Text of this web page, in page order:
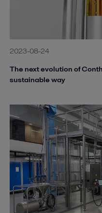
2023-08-24
The next evolution of
sustainable way